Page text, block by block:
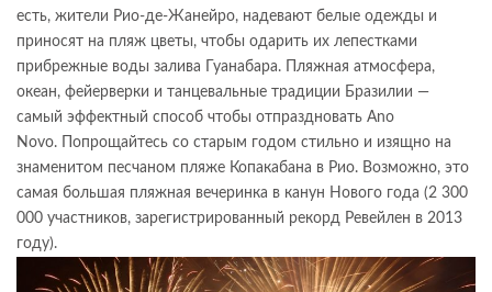
есть, жители Рио-де-Жанейро, надевают белые одежды и
приносят на пляж цветы, чтобы одарить их лепестками
прибрежные воды залива Гуанабара. Пляжная атмосфера,
океан, фейерверки и танцевальные традиции Бразилии —
самый эффектный способ чтобы отпраздновать Ano
Novo. Попрощайтесь со старым годом стильно и изящно на
знаменитом песчаном пляже Копакабана в Рио. Возможно, это
самая большая пляжная вечеринка в канун Нового года (2 300
000 участников, зарегистрированный рекорд Ревейлен в 2013
году).